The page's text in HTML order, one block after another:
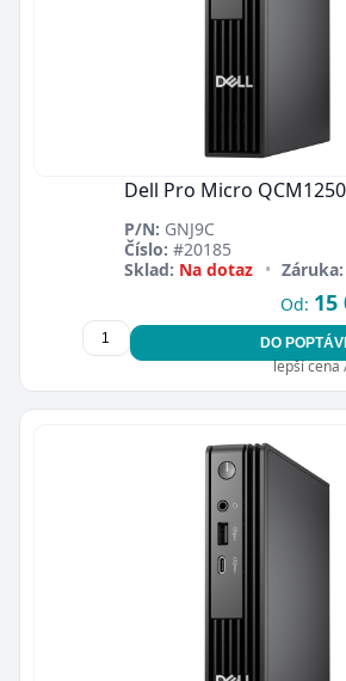
Dell Pro Micro QCM1250
P/N: GNJ9C
Číslo: #20185
Sklad: Na dotaz • Záruka:
Od: 15
DO
lepší cena